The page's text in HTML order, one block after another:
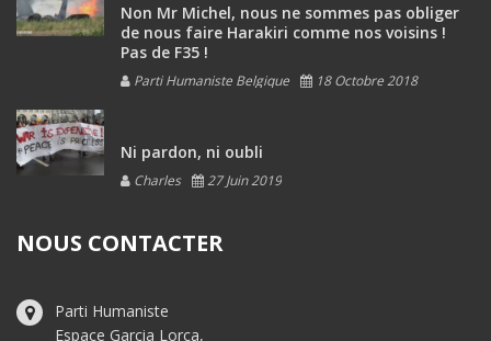
Non Mr Michel, nous ne sommes pas obliger
de nous faire Harakiri comme nos voisins !
Pas de F35 !
Parti Humaniste Belgique 18 Octobre 2018
Ni pardon, ni oubli
Charles 27 Juin 2019
NOUS CONTACTER
Parti Humaniste
Espace Garcia Lorca,